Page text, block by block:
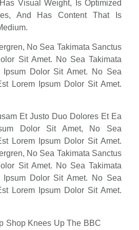
Visual Weight, Is Optimized
And Has Content That Is
No Sea Takimata Sanctus
Sit Amet. No Sea Takimata
Ipsum Dolor Sit Amet. No Sea
Lorem Ipsum Dolor Sit Amet.
Et Justo Duo Dolores Et Ea
Dolor Sit Amet, No Sea
Lorem Ipsum Dolor Sit Amet.
No Sea Takimata Sanctus
Sit Amet. No Sea Takimata
Ipsum Dolor Sit Amet. No Sea
Lorem Ipsum Dolor Sit Amet.
Shop Knees Up The BBC